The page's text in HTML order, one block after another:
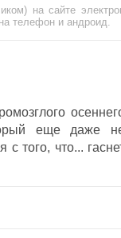
на сайте
телефон и андроид.
еще даже
с того, что...